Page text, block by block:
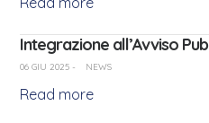
Integrazione all’Avviso
06 GIU 2025 - NEWS
Read more